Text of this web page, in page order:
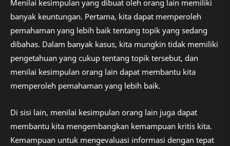
Menilai kesimpulan yang dibuat oleh orang lain memiliki
banyak keuntungan. Pertama, kita dapat memperoleh
pemahaman yang lebih baik tentang topik yang sedang
dibahas. Dalam banyak kasus, kita mungkin tidak memiliki
pengetahuan yang cukup tentang topik tersebut, dan
menilai kesimpulan orang lain dapat membantu kita
memperoleh pemahaman yang lebih baik.
Di sisi lain, menilai kesimpulan orang lain juga dapat
membantu kita mengembangkan kemampuan kritis kita.
Kemampuan untuk mengevaluasi informasi dengan tepat